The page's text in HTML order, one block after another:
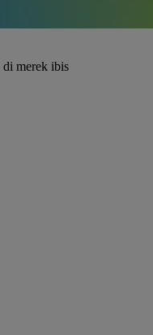
di merek ibis